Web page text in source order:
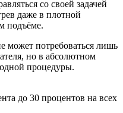
со своей задачей
даже в плотной
подъёме.
может потребоваться лишь
но в абсолютном
процедуры.
до 30 процентов на всех